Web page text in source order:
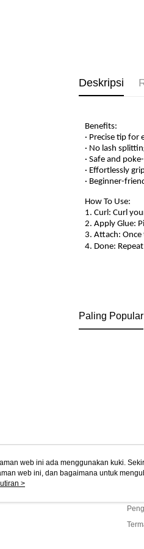
Deskripsi
Benefits:
· Precise tip for
· No lash
· Safe and
· Effortlessly
· Beginner-
How To Use:
1. Curl: Curl
2. Apply Glue:
3. Attach: Once
4. Done:
Paling Popular
web ini ada menggunakan kuki.
web ini, dan bagaimana untuk
anda, sila rujuk penerangan
anda. Jika anda tidak mahu
>